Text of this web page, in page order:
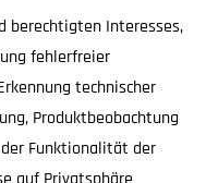
berechtigten Interesses,
fehlerfreier
technischer
Produktbeobachtung
Funktionalität der